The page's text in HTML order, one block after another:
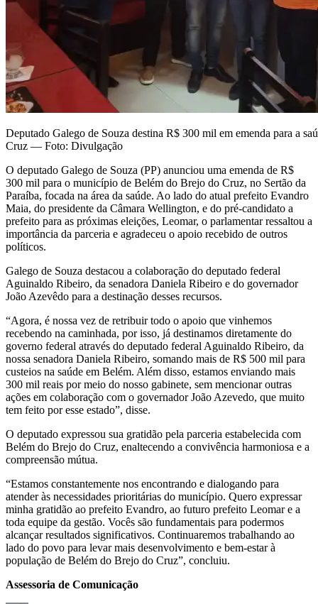
Deputado Galego de Souza destina R$ 300 mil em emenda para a
Cruz — Foto: Divulgação
O deputado Galego de Souza (PP) anunciou uma emenda de R$
300 mil para o município de Belém do Brejo do Cruz, no Sertão da
Paraíba, focada na área da saúde. Ao lado do atual prefeito Evandro
Maia, do presidente da Câmara Wellington, e do pré-candidato a
prefeito para as próximas eleições, Leomar, o parlamentar ressaltou a
importância da parceria e agradeceu o apoio recebido de outros
políticos.
Galego de Souza destacou a colaboração do deputado federal
Aguinaldo Ribeiro, da senadora Daniela Ribeiro e do governador
João Azevêdo para a destinação desses recursos.
“Agora, é nossa vez de retribuir todo o apoio que vinhemos
recebendo na caminhada, por isso, já destinamos diretamente do
governo federal através do deputado federal Aguinaldo Ribeiro, da
nossa senadora Daniela Ribeiro, somando mais de R$ 500 mil para
custeios na saúde em Belém. Além disso, estamos enviando mais
300 mil reais por meio do nosso gabinete, sem mencionar outras
ações em colaboração com o governador João Azevedo, que muito
tem feito por esse estado”, disse.
O deputado expressou sua gratidão pela parceria estabelecida com
Belém do Brejo do Cruz, enaltecendo a convivência harmoniosa e a
compreensão mútua.
“Estamos constantemente nos encontrando e dialogando para
atender às necessidades prioritárias do município. Quero expressar
minha gratidão ao prefeito Evandro, ao futuro prefeito Leomar e a
toda equipe da gestão. Vocês são fundamentais para podermos
alcançar resultados significativos. Continuaremos trabalhando ao
lado do povo para levar mais desenvolvimento e bem-estar à
população de Belém do Brejo do Cruz”, concluiu.
Assessoria de Comunicação